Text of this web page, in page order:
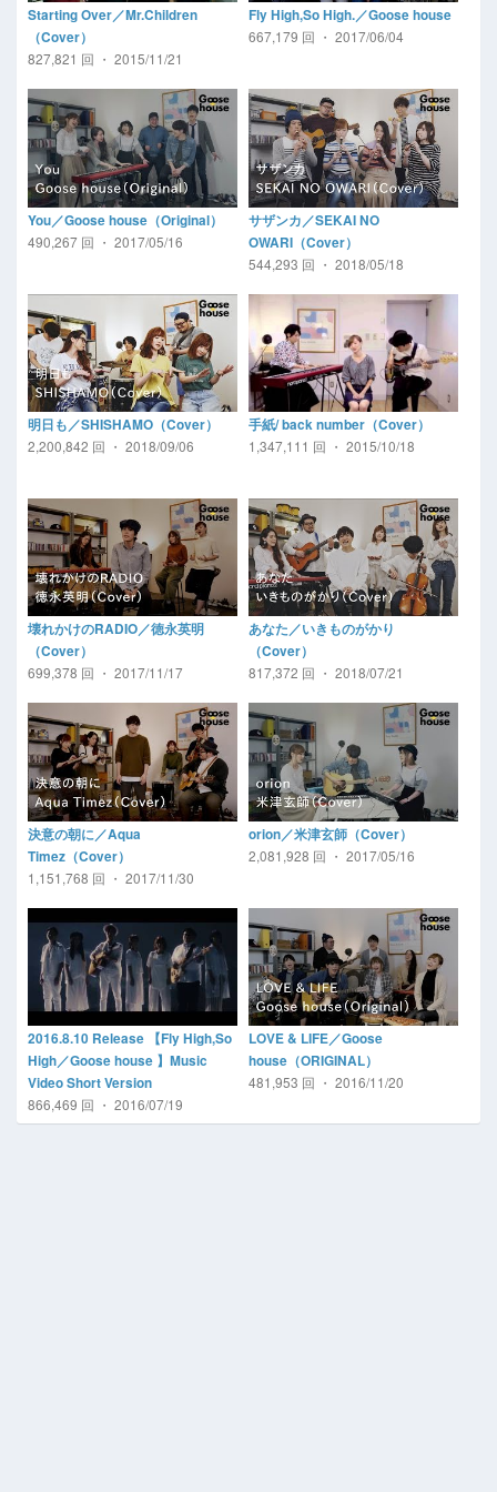
Starting Over／Mr.Children
（Cover）
827,821 回 ・ 2015/11/21
Fly High,So High.／Goose house
667,179 回 ・ 2017/06/04
You／Goose house（Original）
490,267 回 ・ 2017/05/16
サザンカ／SEKAI NO
OWARI（Cover）
544,293 回 ・ 2018/05/18
明日も／SHISHAMO（Cover）
2,200,842 回 ・ 2018/09/06
手紙/ back number（Cover）
1,347,111 回 ・ 2015/10/18
壊れかけのRADIO／徳永英明
（Cover）
699,378 回 ・ 2017/11/17
あなた／いきものがかり
（Cover）
817,372 回 ・ 2018/07/21
決意の朝に／Aqua
Timez（Cover）
1,151,768 回 ・ 2017/11/30
orion／米津玄師（Cover）
2,081,928 回 ・ 2017/05/16
2016.8.10 Release 【Fly High,So
High／Goose house 】Music
Video Short Version
866,469 回 ・ 2016/07/19
LOVE & LIFE／Goose
house（ORIGINAL）
481,953 回 ・ 2016/11/20